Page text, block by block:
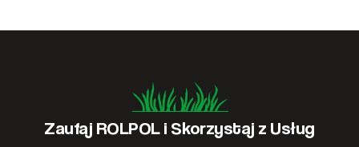
Zaufaj ROLPOL i Skorzystaj z Usług